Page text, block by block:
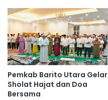
Pemkab Barito Utara Gelar
Sholat Hajat dan Doa
Bersama